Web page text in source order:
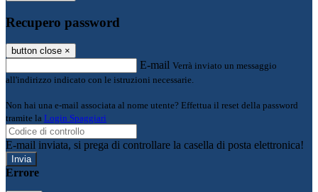
Recupero password
button close ×
E-mail Verrà inviato un messaggio
all'indirizzo indicato con le istruzioni necessarie.
Non hai una e-mail associata al nome utente? Effettua il reset della password
tramite la Login Spaggiari
E-mail inviata, si prega di controllare la casella di posta elettronica!
Errore